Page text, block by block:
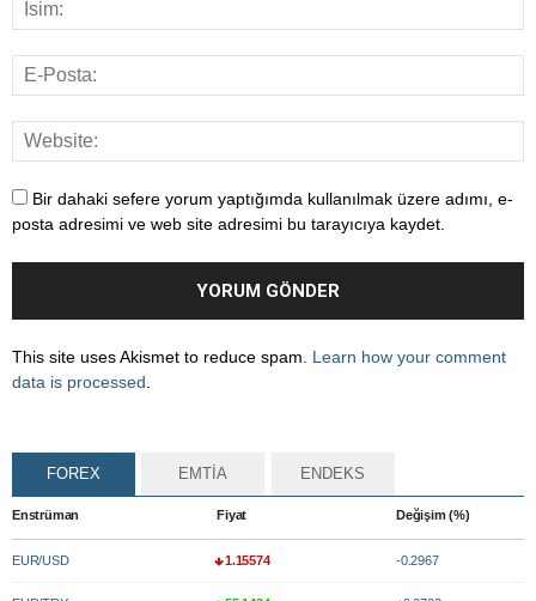
Bir dahaki sefere yorum yaptığımda kullanılmak üzere adımı, e-
posta adresimi ve web site adresimi bu tarayıcıya kaydet.
This site uses Akismet to reduce spam. Learn how your comment
data is processed
FOREX EMTİA ENDEKS
Enstrüman Fiyat Değişim (%)
EUR/USD 1.15574 -0.2967